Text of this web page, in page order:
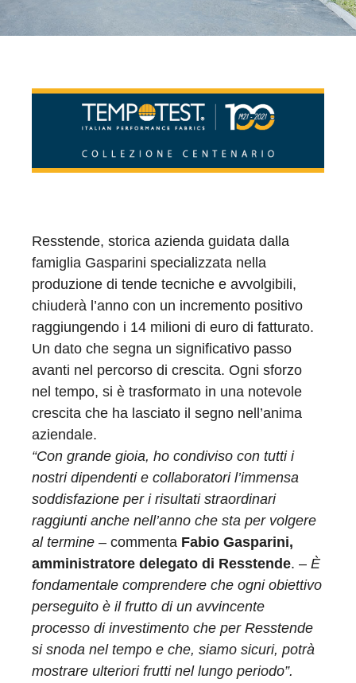
Resstende, storica azienda guidata dalla
famiglia Gasparini specializzata nella
produzione di tende tecniche e avvolgibili,
chiuderà l’anno con un incremento positivo
raggiungendo i 14 milioni di euro di fatturato.
Un dato che segna un significativo passo
avanti nel percorso di crescita. Ogni sforzo
nel tempo, si è trasformato in una notevole
crescita che ha lasciato il segno nell’anima
aziendale.
“Con grande gioia, ho condiviso con tutti i
nostri dipendenti e collaboratori l’immensa
soddisfazione per i risultati straordinari
raggiunti anche nell’anno che sta per volgere
al termine – commenta Fabio Gasparini,
amministratore delegato di Resstende. – È
fondamentale comprendere che ogni obiettivo
perseguito è il frutto di un avvincente
processo di investimento che per Resstende
si snoda nel tempo e che, siamo sicuri, potrà
mostrare ulteriori frutti nel lungo periodo”.